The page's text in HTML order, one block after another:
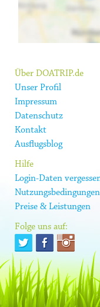
Über DOATRIP.de
Unser Profil
Impressum
Datenschutz
Kontakt
Ausflugsblog
Hilfe
Login-Daten
Nutzungsbedingungen
Preise & Leistungen
Folge uns auf: